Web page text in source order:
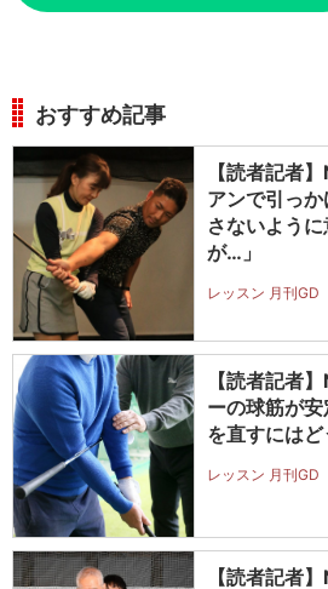
おすすめ記事
【読者記者
アンで引っ
さないよう
が…」
レッスン 月刊GD
【読者記者
ーの球筋が
を直すにはど
レッスン 月刊GD
【読者記者